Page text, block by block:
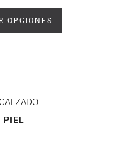
OPCIONES
PIEL